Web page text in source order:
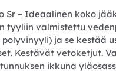
Sr – Ideaalinen koko
tyyliin valmistettu
ja se kestää
Kestävät vetoketjut.
ikkuna